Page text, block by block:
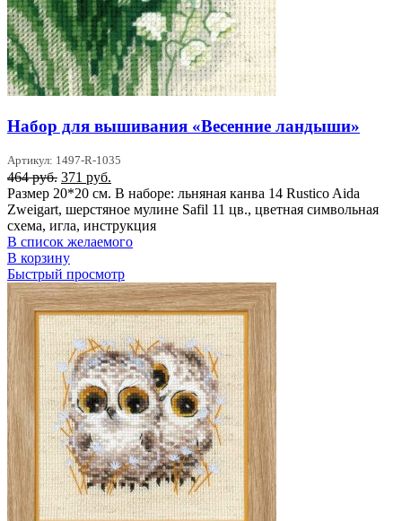
Набор для вышивания «Весенние ландыши»
Артикул: 1497-R-1035
464руб. Первоначальная
цена
составляла
464 руб..
371 руб.
цена:
371 руб..
Размер 20*20 см. В наборе: льняная канва 14 Rustico Aida
Zweigart, шерстяное мулине Safil 11 цв., цветная символьная
схема, игла, инструкция
В список желаемого
В корзину
Быстрый просмотр